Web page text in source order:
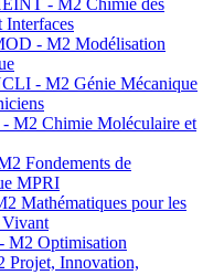
- M2 Chimie des
Interfaces
- M2 Modélisation
- M2 Génie Mécanique
M2 Chimie Moléculaire et
Fondements de
MPRI
Mathématiques pour les
Vivant
M2 Optimisation
Projet, Innovation,